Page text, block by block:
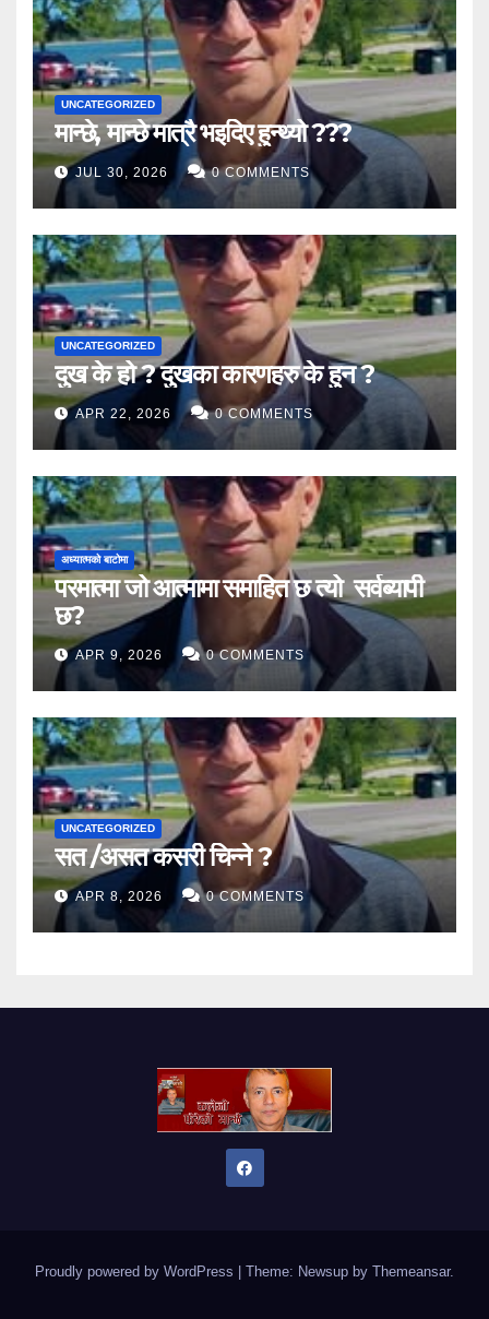
UNCATEGORIZED
मान्छे, मान्छे मात्रै भइदिए हुन्थ्यो ???
JUL 30, 2026 0 COMMENTS
UNCATEGORIZED
दुख के हो ? दुखका कारणहरु के हुन ?
APR 22, 2026 0 COMMENTS
अध्यात्मको बाटोमा
परमात्मा जो आत्मामा समाहित छ त्यो सर्वब्यापी
छ?
APR 9, 2026 0 COMMENTS
UNCATEGORIZED
सत /असत कसरी चिन्ने ?
APR 8, 2026 0 COMMENTS
Proudly powered by WordPress Theme: Newsup by Themeansar.